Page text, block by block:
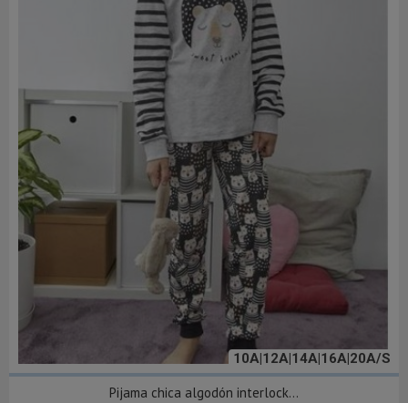
10A|12A|14A|16A|20A/S
Pijama chica algodón interlock...